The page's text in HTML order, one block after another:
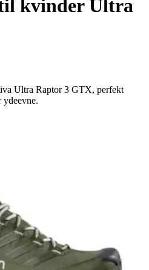
kvinder Ultra
Ultra Raptor 3 GTX, perfekt
ydeevne.